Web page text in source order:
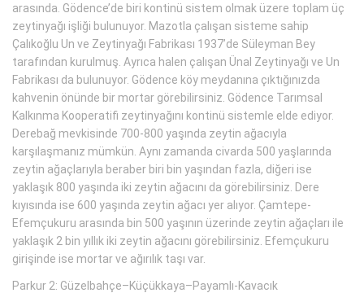
arasında. Gödence’de biri kontinü sistem olmak üzere toplam üç
zeytinyağı işliği bulunuyor. Mazotla çalışan sisteme sahip
Çalıkoğlu Un ve Zeytinyağı Fabrikası 1937’de Süleyman Bey
tarafından kurulmuş. Ayrıca halen çalışan Ünal Zeytinyağı ve Un
Fabrikası da bulunuyor. Gödence köy meydanına çıktığınızda
kahvenin önünde bir mortar görebilirsiniz. Gödence Tarımsal
Kalkınma Kooperatifi zeytinyağını kontinü sistemle elde ediyor.
Derebağ mevkisinde 700-800 yaşında zeytin ağacıyla
karşılaşmanız mümkün. Aynı zamanda civarda 500 yaşlarında
zeytin ağaçlarıyla beraber biri bin yaşından fazla, diğeri ise
yaklaşık 800 yaşında iki zeytin ağacını da görebilirsiniz. Dere
kıyısında ise 600 yaşında zeytin ağacı yer alıyor. Çamtepe-
Efemçukuru arasında bin 500 yaşının üzerinde zeytin ağaçları ile
yaklaşık 2 bin yıllık iki zeytin ağacını görebilirsiniz. Efemçukuru
girişinde ise mortar ve ağırılık taşı var.
Parkur 2: Güzelbahçe–Küçükkaya–Payamlı-Kavacık